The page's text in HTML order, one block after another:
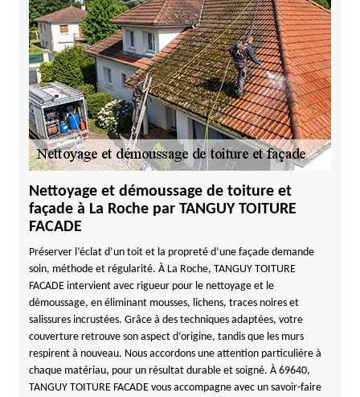
Nettoyage et démoussage de toiture et
façade à La Roche par TANGUY TOITURE
FACADE
Préserver l’éclat d’un toit et la propreté d’une façade demande
soin, méthode et régularité. À La Roche, TANGUY TOITURE
FACADE intervient avec rigueur pour le nettoyage et le
démoussage, en éliminant mousses, lichens, traces noires et
salissures incrustées. Grâce à des techniques adaptées, votre
couverture retrouve son aspect d’origine, tandis que les murs
respirent à nouveau. Nous accordons une attention particulière à
chaque matériau, pour un résultat durable et soigné. À 69640,
TANGUY TOITURE FACADE vous accompagne avec un savoir-faire